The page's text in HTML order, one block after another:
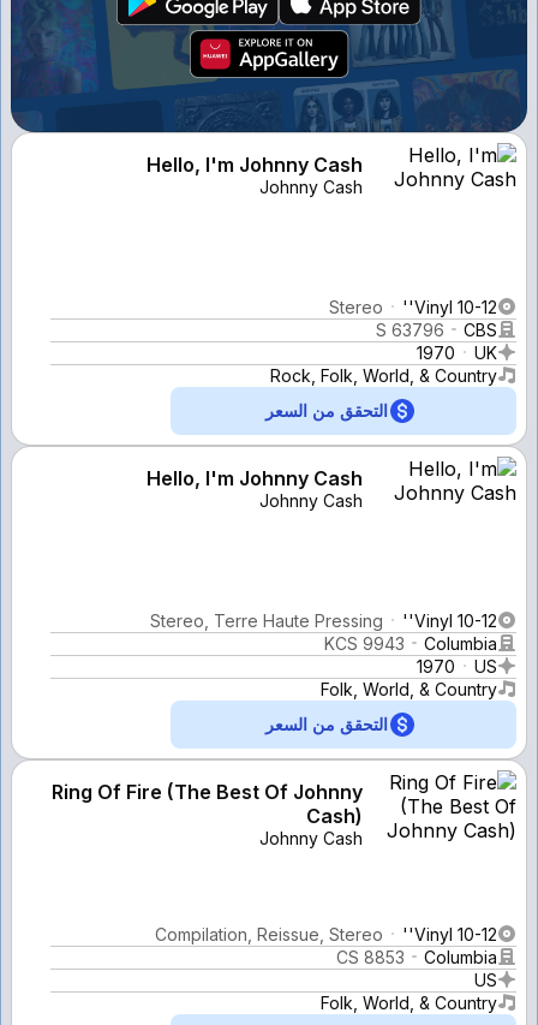
Hello, I'm Johnny Cash
Johnny Cash
Vinyl 10-12''
Stereo
CBS
S 63796
UK
1970
Rock, Folk, World, & Country
التحقق من السعر
Hello, I'm Johnny Cash
Johnny Cash
Vinyl 10-12''
Stereo, Terre Haute Pressing
Columbia
KCS 9943
US
1970
Folk, World, & Country
التحقق من السعر
Ring Of Fire (The Best Of Johnny
Cash)
Johnny Cash
Vinyl 10-12''
Compilation, Reissue, Stereo
Columbia
CS 8853
US
Folk, World, & Country